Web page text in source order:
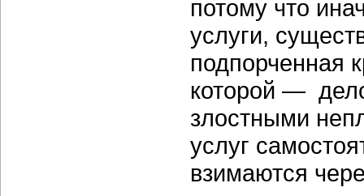
потому что
услуги,
подпорченная
которой —
злостными
услуг
взимаются